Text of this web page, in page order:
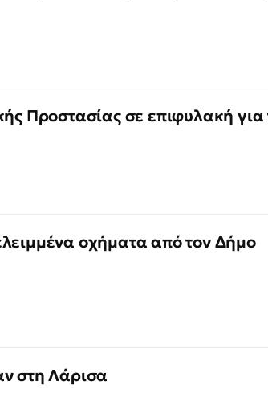
Προστασίας σε επιφυλακή για
οχήματα από τον Δήμο
στη Λάρισα